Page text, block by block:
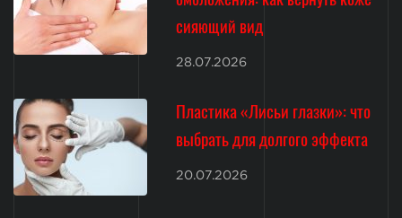
сияющий вид
28.07.2026
Пластика «Лисьи глазки»: что
выбрать для долгого эффекта
20.07.2026